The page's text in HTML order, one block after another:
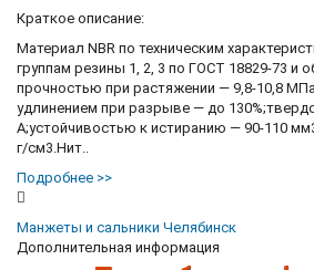
Краткое описание:
Материал NBR по техническим
группам резины 1, 2, 3 по ГОСТ 18829-73 и
прочностью при растяжении — 9,8-10,8
удлинением при разрыве — до
А;устойчивостью к истиранию — 90-110
г/см3.Нит..
Подробнее >>
Манжеты и сальники Челябинск
Дополнительная информация